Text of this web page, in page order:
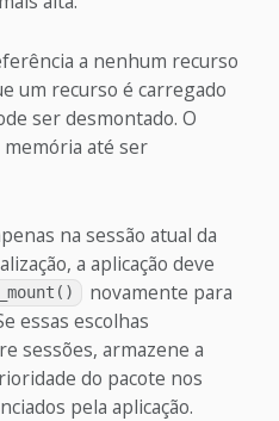
a nenhum recurso
um recurso é carregado
ser desmontado. O
até ser
na sessão atual da
a aplicação deve
novamente para
essas escolhas
sessões, armazene a
do pacote nos
pela aplicação.